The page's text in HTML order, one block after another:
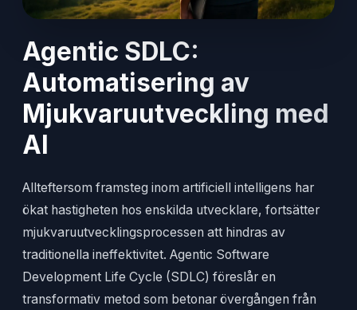
Agentic SDLC:
Automatisering av
Mjukvaruutveckling med
AI
Allteftersom framsteg inom artificiell intelligens har
ökat hastigheten hos enskilda utvecklare, fortsätter
mjukvaruutvecklingsprocessen att hindras av
traditionella ineffektivitet. Agentic Software
Development Life Cycle (SDLC) föreslår en
transformativ metod som betonar övergången från